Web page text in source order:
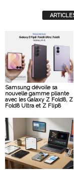
Samsung dévoile sa
nouvelle gamme pliante
avec les Galaxy Z Fold8, Z
Fold8 Ultra et Z Flip8